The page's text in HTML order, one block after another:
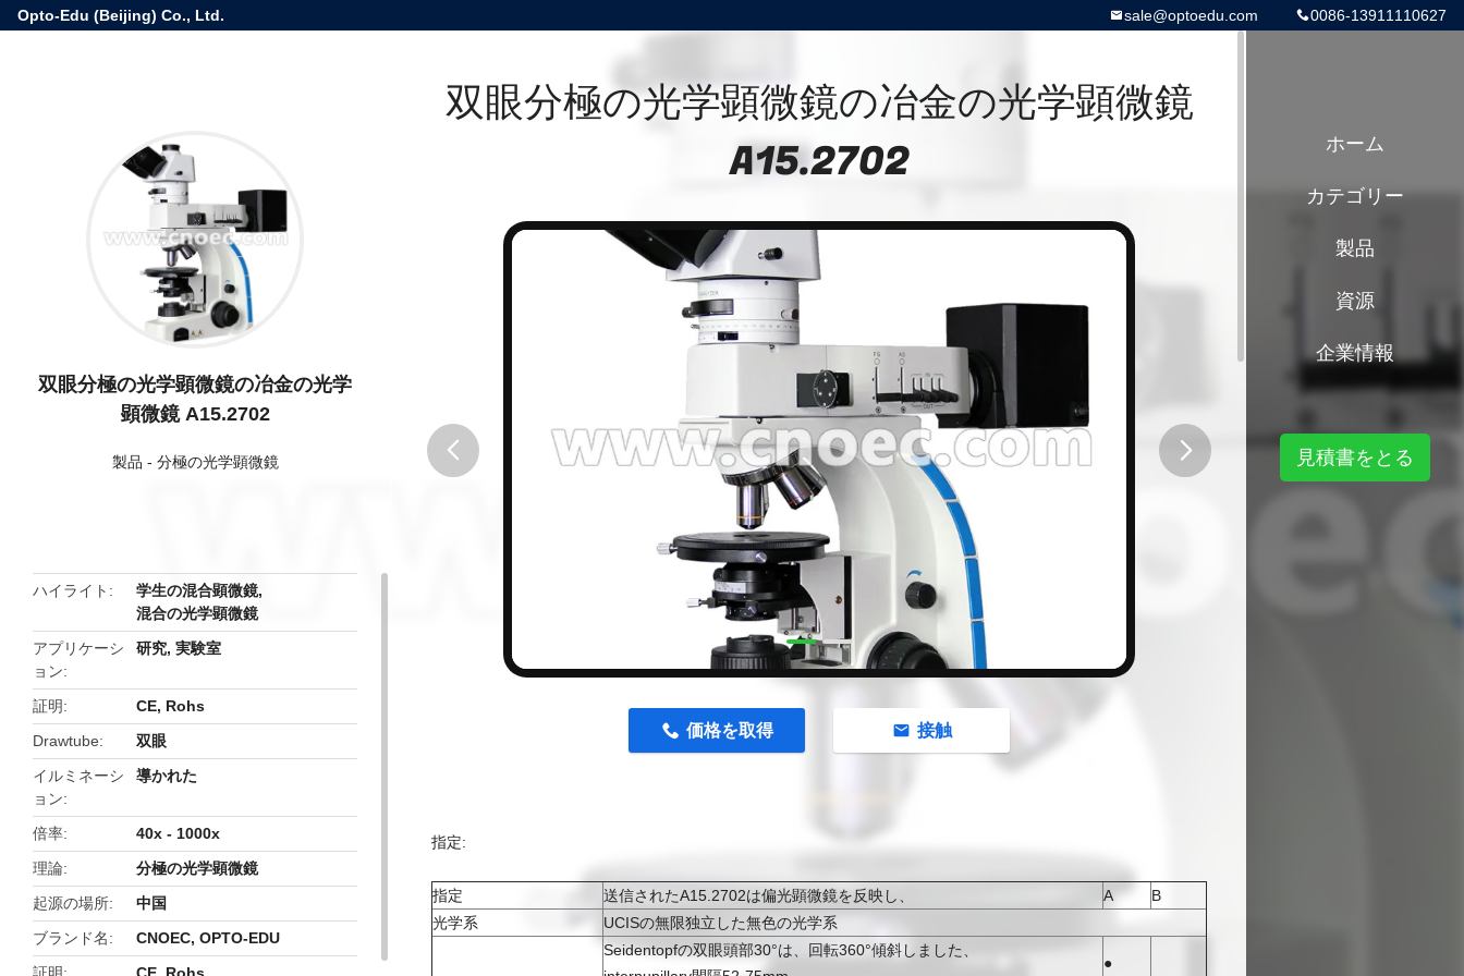
Opto-Edu (Beijing) Co., Ltd. 0086-13911110627
sale@optoedu.com
双眼分極の光学顕微鏡の冶金の光学
顕微鏡 A15.2702
製品 - 分極の光学顕微鏡
ハイライト 学生の混合顕微鏡,
混合の光学顕微鏡
アプリケーシ
ョン
研究, 実験室
証明
CE, Rohs
Drawtube
双眼
イルミネーシ
ョン
導かれた
倍率
40x - 1000x
理論
分極の光学顕微鏡
起源の場所
中国
ブランド名
CNOEC, OPTO-EDU
双眼分極の光学顕微鏡の冶金の光学顕微鏡
A15.2702
価格を取得 接触
指定:
指定 送信されたA15.2702は偏光顕微鏡を反映し、 A
B
光学系
UCISの無限独立した無色の光学系
Seidentopfの双眼頭部30°は、回転360°傾斜しました、
●
ホーム
カテゴリー
製品
資源
企業情報
見積書をとる